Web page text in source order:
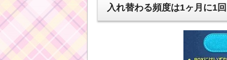
入れ替わる頻度は1ヶ月に1回